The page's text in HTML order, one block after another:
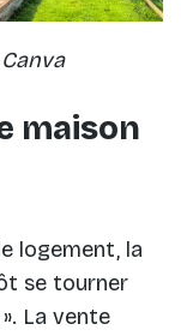
maison
logement, la
se tourner
La vente